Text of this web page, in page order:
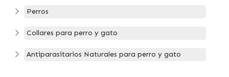
Perros
Collares para perro y gato
Antiparasitarios Naturales para perro y gato